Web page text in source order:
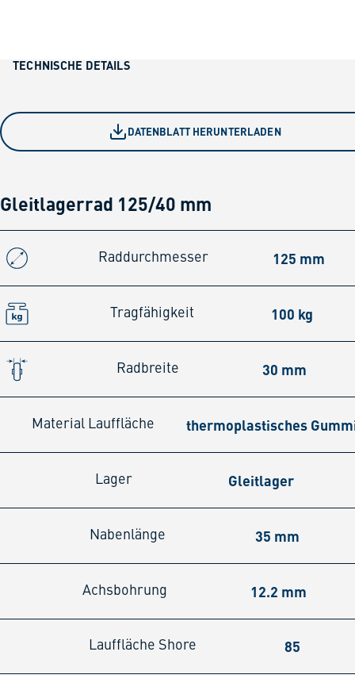
TECHNISCHE DETAILS
DATENBLATT HERUNTERLADEN
Gleitlagerrad 125/40 mm
Raddurchmesser 125 mm
Tragfähigkeit 100 kg
Radbreite 30 mm
Material Lauffläche thermoplastisches
Lager Gleitlager
Nabenlänge 35 mm
Achsbohrung 12.2 mm
Lauffläche Shore 85